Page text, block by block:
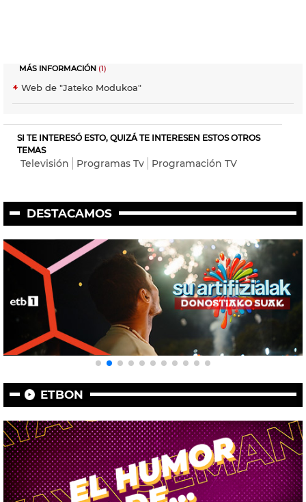
MÁS INFORMACIÓN (1)
Web de "Jateko Modukoa"
SI TE INTERESÓ ESTO, QUIZÁ TE INTERESEN ESTOS OTROS
TEMAS
Televisión Programas Tv Programación TV
DESTACAMOS
ETBON